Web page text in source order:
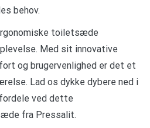
behov.
toiletsæde
Med sit innovative
og brugervenlighed er det et
Lad os dykke dybere ned i
ved dette
fra Pressalit.